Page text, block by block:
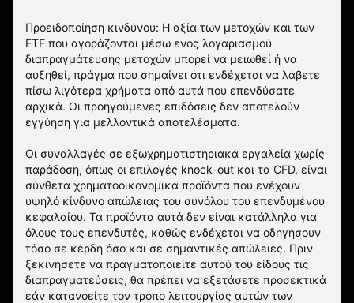
Προειδοποίηση κινδύνου: Η αξία των μετοχών και των
ETF που αγοράζονται μέσω ενός λογαριασμού
διαπραγμάτευσης μετοχών μπορεί να μειωθεί ή να
αυξηθεί, πράγμα που σημαίνει ότι ενδέχεται να λάβετε
πίσω λιγότερα χρήματα από αυτά που επενδύσατε
αρχικά. Οι προηγούμενες επιδόσεις δεν αποτελούν
εγγύηση για μελλοντικά αποτελέσματα.
Οι συναλλαγές σε εξωχρηματιστηριακά εργαλεία χωρίς
παράδοση, όπως οι επιλογές knock-out και τα CFD, είναι
σύνθετα χρηματοοικονομικά προϊόντα που ενέχουν
υψηλό κίνδυνο απώλειας του συνόλου του επενδυμένου
κεφαλαίου. Τα προϊόντα αυτά δεν είναι κατάλληλα για
όλους τους επενδυτές, καθώς ενδέχεται να οδηγήσουν
τόσο σε κέρδη όσο και σε σημαντικές απώλειες. Πριν
ξεκινήσετε να πραγματοποιείτε αυτού του είδους τις
διαπραγματεύσεις, θα πρέπει να εξετάσετε προσεκτικά
εάν κατανοείτε τον τρόπο λειτουργίας αυτών των